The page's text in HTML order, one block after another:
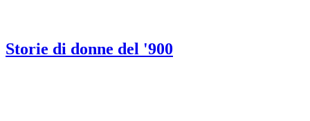
Storie di donne del '900